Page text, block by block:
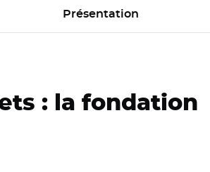
Présentation
: la fondation